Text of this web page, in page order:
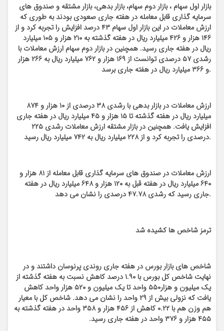
بازار اول سهام ، بازار دوم سهام، بازار بدهی، بازار مشتقه و صندوق های
سرمایه گذاری قابل معامله در هفته جاری صعودی بودند به طوری که
ارزش معاملات در این بازار اول سهام ۴۳ درصد افزایش را تجربه کرد و از
۱۴۶ هزار و ۴۲۶ میلیارد ریال در هفته گذشته به ۲۱۰ هزار و ۱۰۵ میلیارد
ریال در هفته جاری رسید. همچنین در بازار دوم سهام ارزش معاملات با
رشدی ۵۷ درصدی توانست از ۱۶۹ هزار و ۷۶۲ میلیارد ریال به ۲۶۶ هزار
و ۳۶۶ میلیارد ریال در هفته جاری برسد.
ارزش معاملات در بازار بدهی با رشدی ۳۸ درصدی از ۱۰ هزار و ۸۷۴
میلیارد ریال در هفته گذشته تا ۱۵ هزار و ۴۵ میلیارد ریال در هفته جاری
افزایش یافت. همچنین در بازار مشتقه ارزش معاملات رشدی ۲۲۵
درصدی را تجربه کرد و از ۲۲۸ میلیارد ریال به ۷۴۲ میلیارد ریال رسید.
ارزش معاملات در صندوق های سرمایه گذاری قابل معامله از ۸۱ هزار و
۶۴۰ میلیارد ریال در هفته قبل به ۱۲۰ هزار و ۶۴۸ میلیارد ریال در هفته
جاری رسید که رشدی ۴۷.۷۸ درصدی را نشان می دهد.
ترمز شاخص ها کشیده شد
شاخص های بازار بورس در هفته جاری روندی پرنوسان داشتند و در
نهایت شاخص کل بورس با ۱.۹۰ درصد کاهش نسبت به هفته گذشته از
یک میلیون و هزار۵۵۰ واحد تا یک میلیون و ۵۲۰ هزار واحد کاهش
یافت که نزولی بیش از ۲۹ واحد را نشان می دهد. شاخص کل با معیار
هم وزن هم با ۰.۲۲ کاهش از ۴۵۶ هزار و ۳۵۸ واحد در هفته گذشته به
۴۵۵ هزار و ۳۷۶ واحد در هفته جاری رسید.